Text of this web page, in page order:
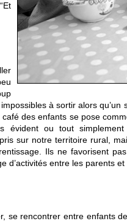
à sortir alors
des enfants se pose
évident ou tout
sur notre territoire rural,
Ils ne favorisent
d’activités entre les parents et
rencontrer entre enfants